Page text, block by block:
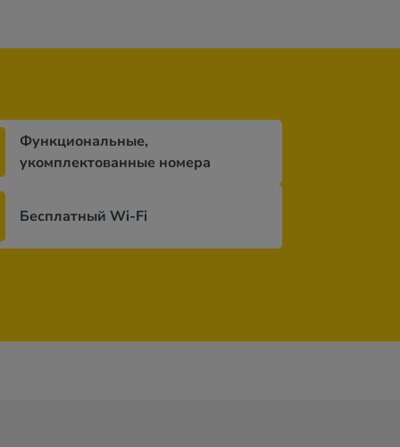
Функциональные,
укомплектованные номера
Бесплатный Wi-Fi